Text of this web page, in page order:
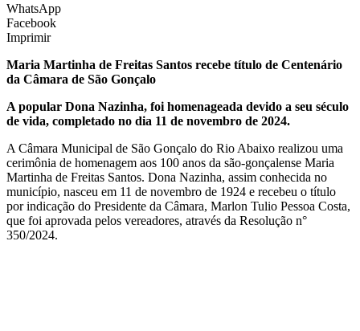
WhatsApp
Facebook
Imprimir
Maria Martinha de Freitas Santos recebe título de Centenário
da Câmara de São Gonçalo
A popular Dona Nazinha, foi homenageada devido a seu século
de vida, completado no dia 11 de novembro de 2024.
A Câmara Municipal de São Gonçalo do Rio Abaixo realizou uma
cerimônia de homenagem aos 100 anos da são-gonçalense Maria
Martinha de Freitas Santos. Dona Nazinha, assim conhecida no
município, nasceu em 11 de novembro de 1924 e recebeu o título
por indicação do Presidente da Câmara, Marlon Tulio Pessoa Costa,
que foi aprovada pelos vereadores, através da Resolução n°
350/2024.